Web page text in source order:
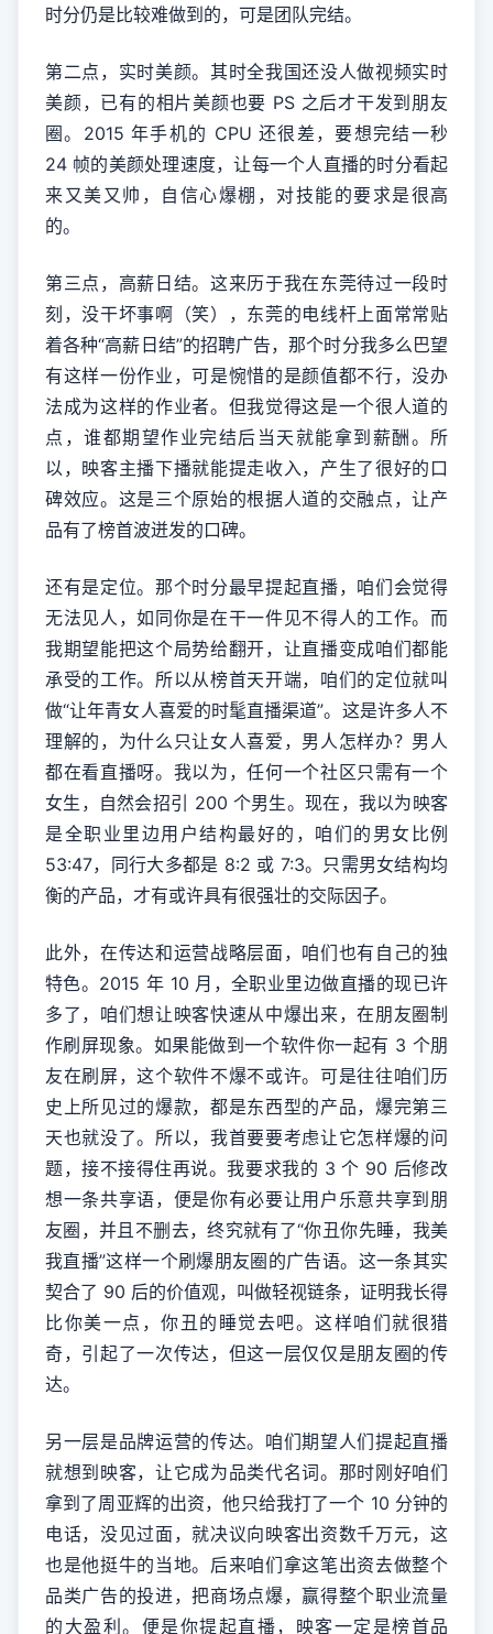
时分仍是比较难做到的，可是团队完结。
第二点，实时美颜。其时全我国还没人做视频实时
美颜，已有的相片美颜也要 PS 之后才干发到朋友
圈。2015 年手机的 CPU 还很差，要想完结一秒
24 帧的美颜处理速度，让每一个人直播的时分看起
来又美又帅，自信心爆棚，对技能的要求是很高
的。
第三点，高薪日结。这来历于我在东莞待过一段时
刻，没干坏事啊（笑），东莞的电线杆上面常常贴
着各种“高薪日结”的招聘广告，那个时分我多么巴望
有这样一份作业，可是惋惜的是颜值都不行，没办
法成为这样的作业者。但我觉得这是一个很人道的
点，谁都期望作业完结后当天就能拿到薪酬。所
以，映客主播下播就能提走收入，产生了很好的口
碑效应。这是三个原始的根据人道的交融点，让产
品有了榜首波迸发的口碑。
还有是定位。那个时分最早提起直播，咱们会觉得
无法见人，如同你是在干一件见不得人的工作。而
我期望能把这个局势给翻开，让直播变成咱们都能
承受的工作。所以从榜首天开端，咱们的定位就叫
做“让年青女人喜爱的时髦直播渠道”。这是许多人不
理解的，为什么只让女人喜爱，男人怎样办？男人
都在看直播呀。我以为，任何一个社区只需有一个
女生，自然会招引 200 个男生。现在，我以为映客
是全职业里边用户结构最好的，咱们的男女比例
53:47，同行大多都是 8:2 或 7:3。只需男女结构均
衡的产品，才有或许具有很强壮的交际因子。
此外，在传达和运营战略层面，咱们也有自己的独
特色。2015 年 10 月，全职业里边做直播的现已许
多了，咱们想让映客快速从中爆出来，在朋友圈制
作刷屏现象。如果能做到一个软件你一起有 3 个朋
友在刷屏，这个软件不爆不或许。可是往往咱们历
史上所见过的爆款，都是东西型的产品，爆完第三
天也就没了。所以，我首要要考虑让它怎样爆的问
题，接不接得住再说。我要求我的 3 个 90 后修改
想一条共享语，便是你有必要让用户乐意共享到朋
友圈，并且不删去，终究就有了“你丑你先睡，我美
我直播”这样一个刷爆朋友圈的广告语。这一条其实
契合了 90 后的价值观，叫做轻视链条，证明我长得
比你美一点，你丑的睡觉去吧。这样咱们就很猎
奇，引起了一次传达，但这一层仅仅是朋友圈的传
达。
另一层是品牌运营的传达。咱们期望人们提起直播
就想到映客，让它成为品类代名词。那时刚好咱们
拿到了周亚辉的出资，他只给我打了一个 10 分钟的
电话，没见过面，就决议向映客出资数千万元，这
也是他挺牛的当地。后来咱们拿这笔出资去做整个
品类广告的投进，把商场点爆，赢得整个职业流量
的大盈利。便是你提起直播，映客一定是榜首品